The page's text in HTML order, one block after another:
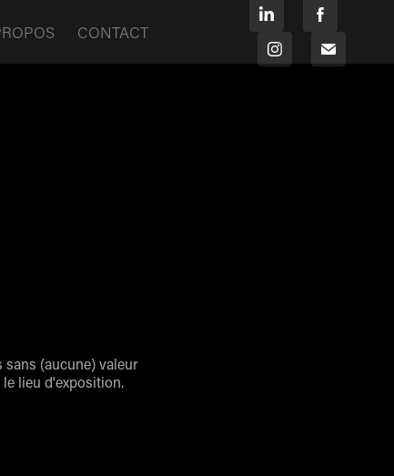
CONTACT
(aucune) valeur
lieu d'exposition.